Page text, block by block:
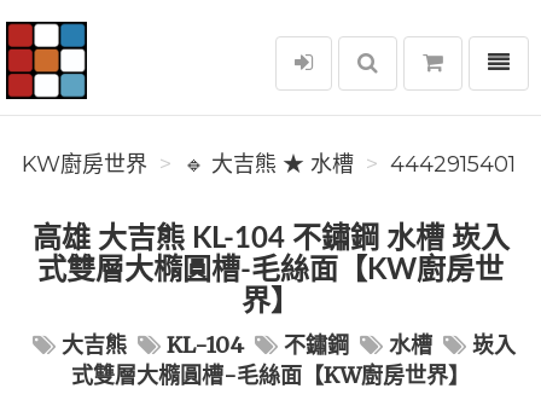
KW廚房世界
選單
KW廚房世界 🔹 大吉熊 ★ 水槽 4442915401
高雄 大吉熊 KL-104 不鏽鋼 水槽 崁入
式雙層大橢圓槽-毛絲面【KW廚房世
界】
大吉熊 KL-104 不鏽鋼 水槽
崁入
式雙層大橢圓槽-毛絲面【KW廚房世界】